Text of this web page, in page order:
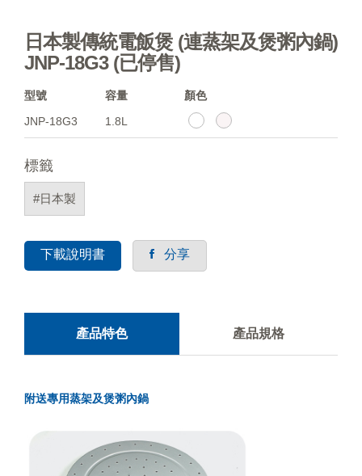
日本製傳統電飯煲 (連蒸架及煲粥內鍋)
JNP-18G3 (已停售)
型號 容量
顏色
JNP-18G3
1.8L
標籤
#日本製
下載說明書 分享
產品特色 產品規格
附送專用蒸架及煲粥內鍋